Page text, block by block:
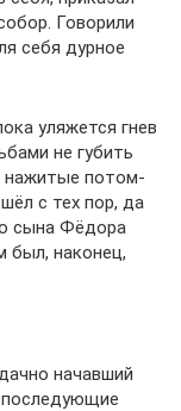
Говорили
себя дурное
уляжется гнев
не губить
нажитые потом-
с тех пор, да
сына Фёдора
был, наконец,
начавший
последующие